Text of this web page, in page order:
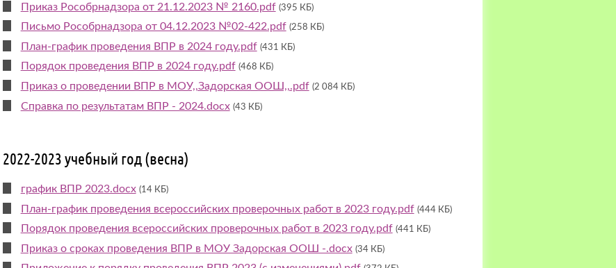
Приказ Рособрнадзора от 21.12.2023 № 2160.pdf (395 КБ)
Письмо Рособрнадзора от 04.12.2023 №02-422.pdf (258 КБ)
План-график проведения ВПР в 2024 году.pdf (431 КБ)
Порядок проведения ВПР в 2024 году.pdf (468 КБ)
Приказ о проведении ВПР в МОУ,,Задорская ООШ,,.pdf (2 084 КБ)
Справка по результатам ВПР - 2024.docx (43 КБ)
2022-2023 учебный год (весна)
график ВПР 2023.docx (14 КБ)
План-график проведения всероссийских проверочных работ в 2023 году.pdf (444 КБ)
Порядок проведения всероссийских проверочных работ в 2023 году.pdf (441 КБ)
Приказ о сроках проведения ВПР в МОУ Задорская ООШ -.docx (34 КБ)